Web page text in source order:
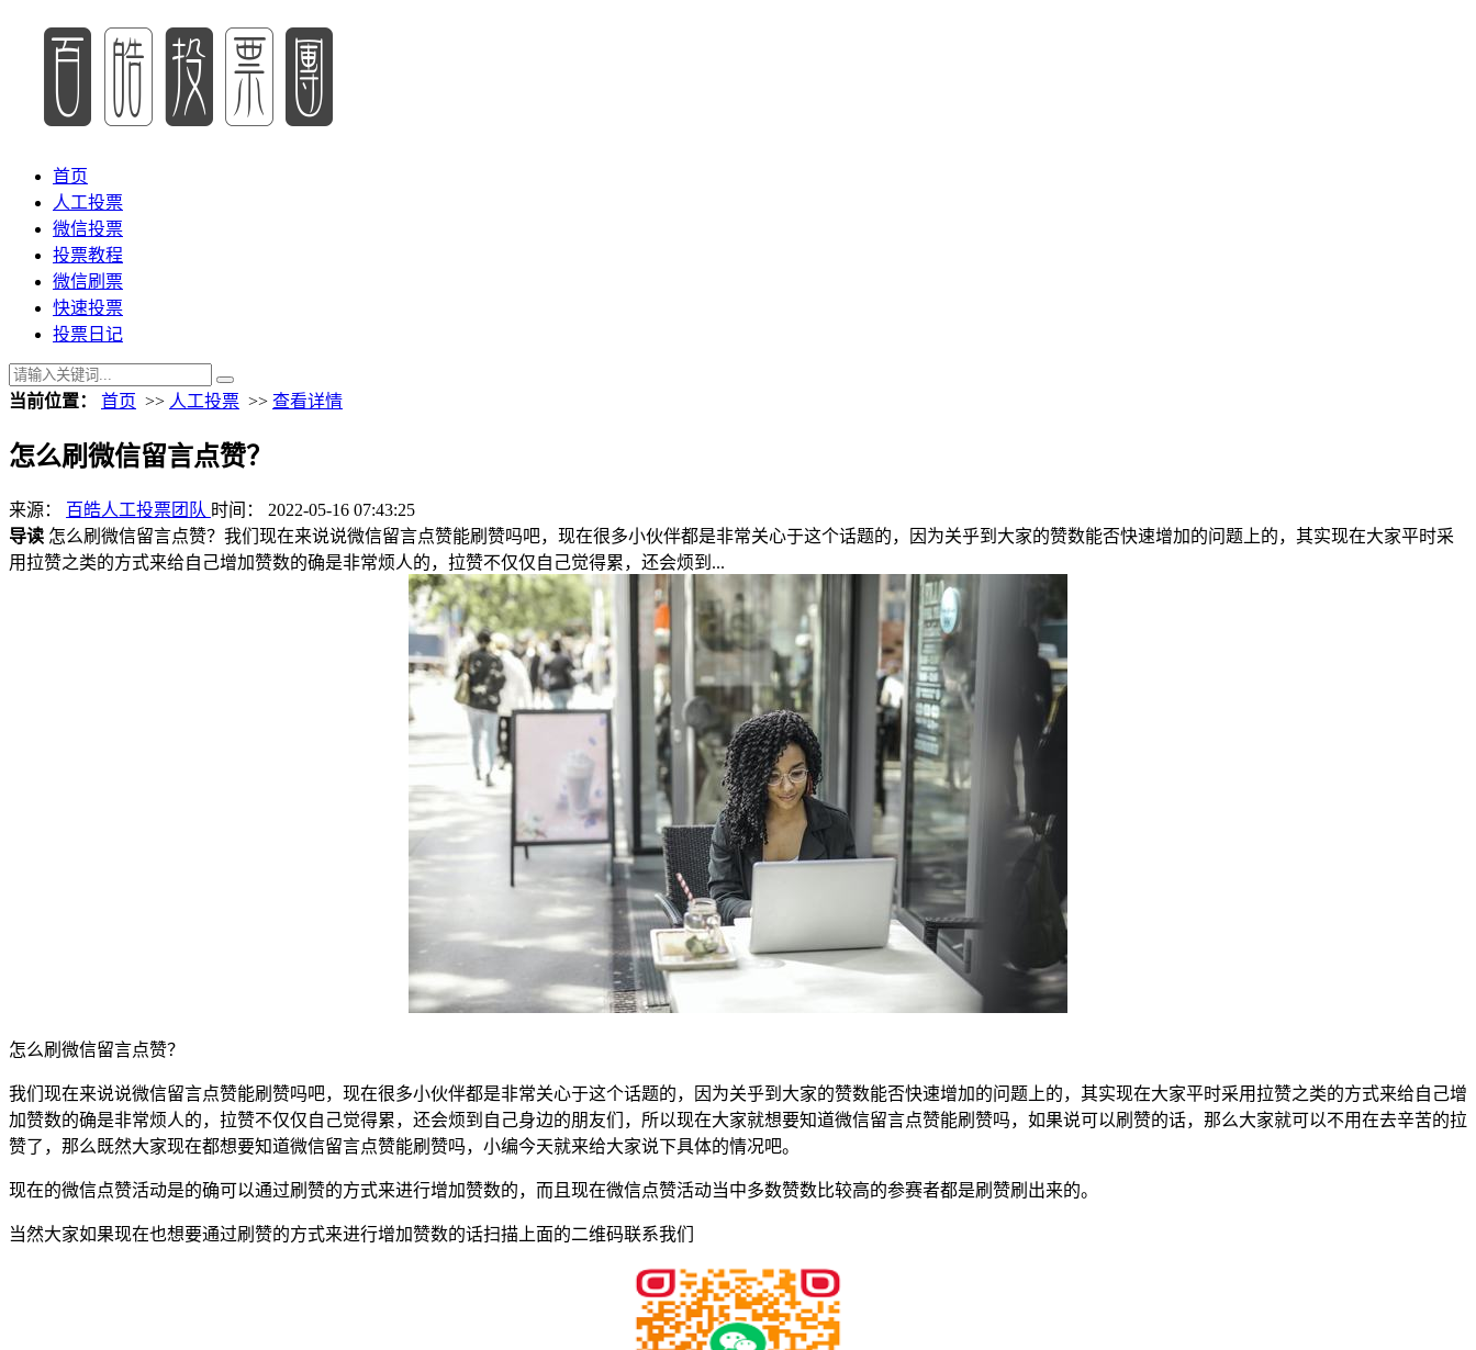
首页
人工投票
微信投票
投票教程
微信刷票
快速投票
投票日记
当前位置： 首页 >> 人工投票 >> 查看详情
怎么刷微信留言点赞？
来源： 百皓人工投票团队 时间： 2022-05-16 07:43:25
导读 怎么刷微信留言点赞？我们现在来说说微信留言点赞能刷赞吗吧，现在很多小伙伴都是非常关心于这个话题的，因为关乎到大家的赞数能否快速增加的问题上的，其实现在大家平时采
用拉赞之类的方式来给自己增加赞数的确是非常烦人的，拉赞不仅仅自己觉得累，还会烦到...
怎么刷微信留言点赞？
我们现在来说说微信留言点赞能刷赞吗吧，现在很多小伙伴都是非常关心于这个话题的，因为关乎到大家的赞数能否快速增加的问题上的，其实现在大家平时采用拉赞之类的方式来给自己增
加赞数的确是非常烦人的，拉赞不仅仅自己觉得累，还会烦到自己身边的朋友们，所以现在大家就想要知道微信留言点赞能刷赞吗，如果说可以刷赞的话，那么大家就可以不用在去辛苦的拉
赞了，那么既然大家现在都想要知道微信留言点赞能刷赞吗，小编今天就来给大家说下具体的情况吧。
现在的微信点赞活动是的确可以通过刷赞的方式来进行增加赞数的，而且现在微信点赞活动当中多数赞数比较高的参赛者都是刷赞刷出来的。
当然大家如果现在也想要通过刷赞的方式来进行增加赞数的话扫描上面的二维码联系我们